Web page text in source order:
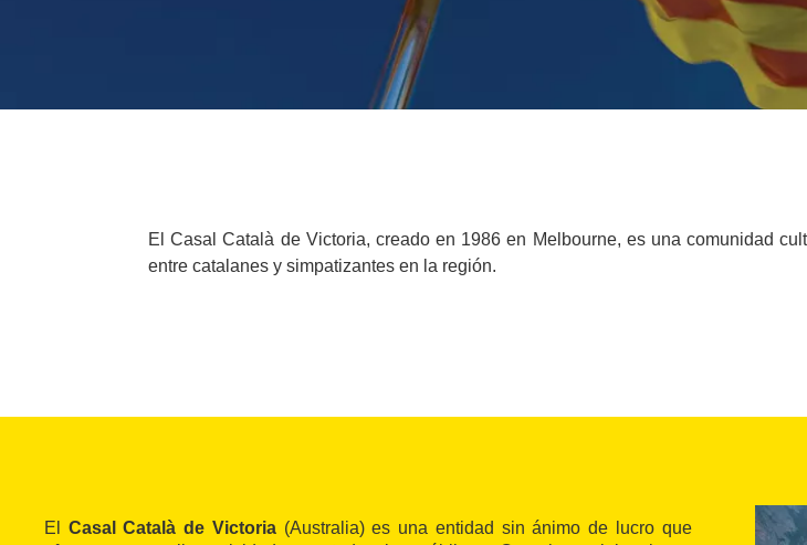
El Casal Català de Victoria, creado en 1986 en Melbourne, es una comunidad
entre catalanes y simpatizantes en la región.
El Casal Català de Victoria (Australia) es una entidad sin ánimo de lucro que